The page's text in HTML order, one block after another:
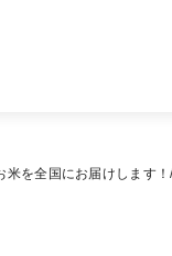
米を全国にお届けします！